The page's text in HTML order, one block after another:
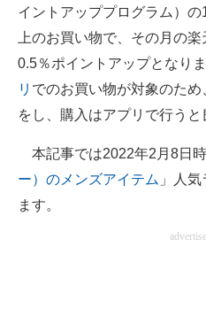
ビジネスと働き方のヒント
AI活用のいまが分かる
企業ITのトレンドを詳説
経営リーダーのコミュニティ
マーケ×ITの今がよく分かる
イントアッププログラム）
上のお買い物で、その月の
0.5％ポイントアップとなりま
リ でのお買い物が対象のた
をし、購入はアプリで行うと
本記事では2022年2月8日時
ー）のメンズアイテム 」人
ます。